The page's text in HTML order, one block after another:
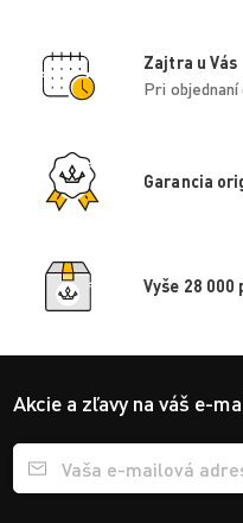
Zajtra u Vás
Pri objednaní
Garancia
Vyše 28
Akcie a zľavy na váš e-
Přihlášení e-mailu k